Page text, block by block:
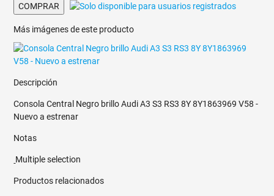
COMPRAR
Más imágenes de este producto
Descripción
Consola Central Negro brillo Audi A3 S3 RS3 8Y 8Y1863969 V58 -
Nuevo a estrenar
Notas
Multiple selection
Productos relacionados